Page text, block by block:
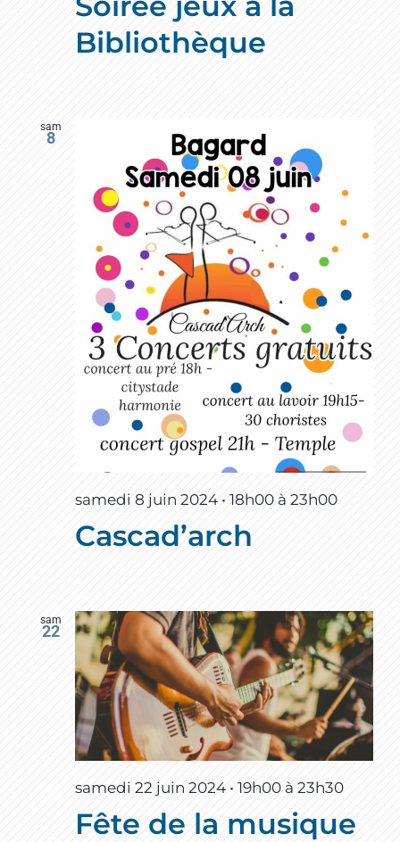
Bibliothèque
sam
8
samedi 8 juin 2024 • 18h00 à23h00
Cascad’arch
sam
22
samedi 22 juin 2024 • 19h00 à 23h30
Fête de la musique